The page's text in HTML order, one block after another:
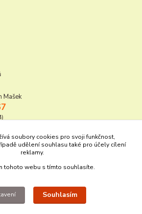
Mašek
Upravit sběr cookies.
soubory cookies pro svoji funkčnost,
udělení souhlasu také pro účely cílení
reklamy.
tohoto webu s tímto souhlasíte.
Souhlasím